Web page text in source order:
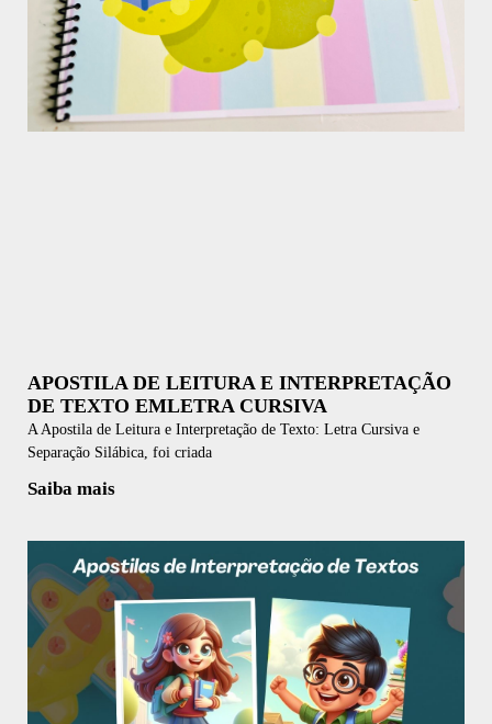
APOSTILA DE LEITURA E INTERPRETAÇÃO
DE TEXTO EMLETRA CURSIVA
A Apostila de Leitura e Interpretação de Texto: Letra Cursiva e
Separação Silábica, foi criada
Saiba mais